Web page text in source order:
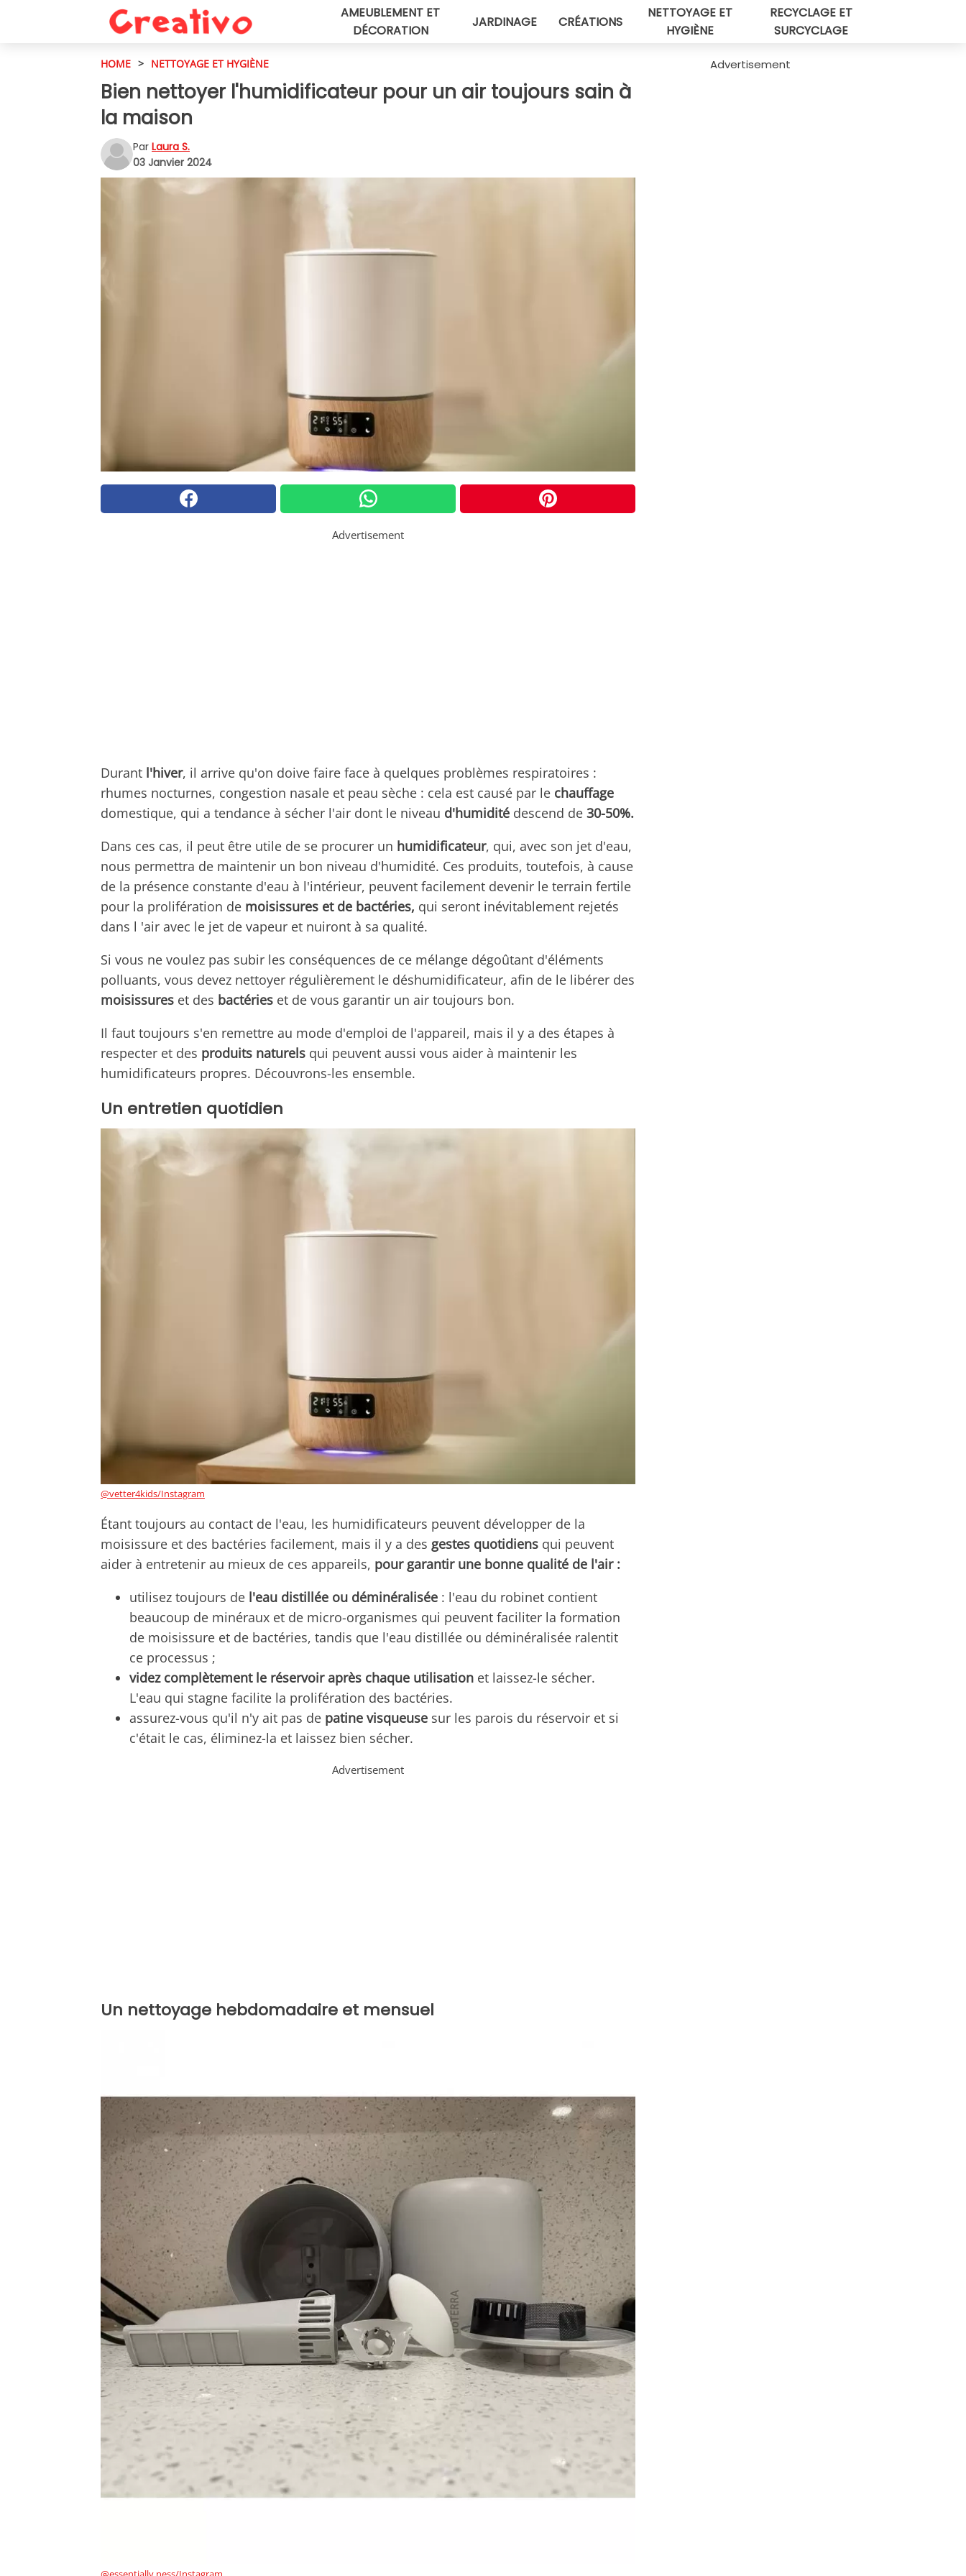
AMEUBLEMENT ET
DÉCORATION
JARDINAGE CRÉATIONS
NETTOYAGE ET
HYGIÈNE
RECYCLAGE ET
SURCYCLAGE
HOME > NETTOYAGE ET HYGIÈNE
Bien nettoyer l'humidificateur pour un air toujours sain à
la maison
Par Laura S.
03 Janvier 2024
Advertisement
Durant l'hiver, il arrive qu'on doive faire face à quelques problèmes respiratoires :
rhumes nocturnes, congestion nasale et peau sèche : cela est causé par le chauffage
domestique, qui a tendance à sécher l'air dont le niveau d'humidité descend de 30-50%.
Dans ces cas, il peut être utile de se procurer un humidificateur, qui, avec son jet d'eau,
nous permettra de maintenir un bon niveau d'humidité. Ces produits, toutefois, à cause
de la présence constante d'eau à l'intérieur, peuvent facilement devenir le terrain fertile
pour la prolifération de moisissures et de bactéries, qui seront inévitablement rejetés
dans l 'air avec le jet de vapeur et nuiront à sa qualité.
Si vous ne voulez pas subir les conséquences de ce mélange dégoûtant d'éléments
polluants, vous devez nettoyer régulièrement le déshumidificateur, afin de le libérer des
moisissures et des bactéries et de vous garantir un air toujours bon.
Il faut toujours s'en remettre au mode d'emploi de l'appareil, mais il y a des étapes à
respecter et des produits naturels qui peuvent aussi vous aider à maintenir les
humidificateurs propres. Découvrons-les ensemble.
Un entretien quotidien
@vetter4kids/Instagram
Étant toujours au contact de l'eau, les humidificateurs peuvent développer de la
moisissure et des bactéries facilement, mais il y a des gestes quotidiens qui peuvent
aider à entretenir au mieux de ces appareils, pour garantir une bonne qualité de l'air :
utilisez toujours de l'eau distillée ou déminéralisée : l'eau du robinet contient
beaucoup de minéraux et de micro-organismes qui peuvent faciliter la formation
de moisissure et de bactéries, tandis que l'eau distillée ou déminéralisée ralentit
ce processus ;
videz complètement le réservoir après chaque utilisation et laissez-le sécher.
L'eau qui stagne facilite la prolifération des bactéries.
assurez-vous qu'il n'y ait pas de patine visqueuse sur les parois du réservoir et si
c'était le cas, éliminez-la et laissez bien sécher.
Advertisement
Un nettoyage hebdomadaire et mensuel
Advertisement